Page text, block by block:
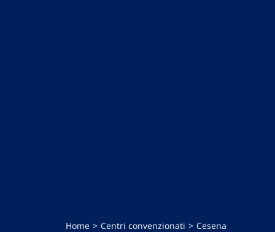
Home Centri convenzionati Cesena